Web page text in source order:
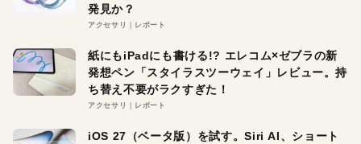
発見か？
アクセサリ レポート
紙にもiPadにも書ける!? エレコム×ゼブラの新
発想ペン「スタイラスツーウェイ」レビュー。持
ち替え不要がラクすぎた！
アクセサリ レポート
iOS 27（ベータ版）を試す。Siri AI、ショート